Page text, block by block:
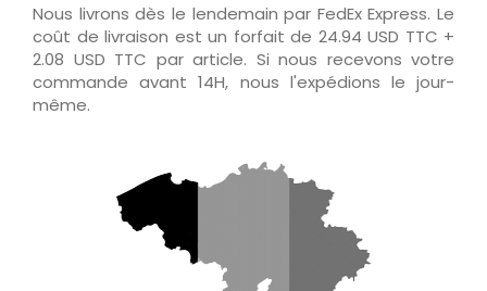
Nous livrons dès le lendemain par FedEx Express. Le
coût de livraison est un forfait de 24.94 USD TTC +
2.08 USD TTC par article. Si nous recevons votre
commande avant 14H, nous l'expédions le jour-
même.